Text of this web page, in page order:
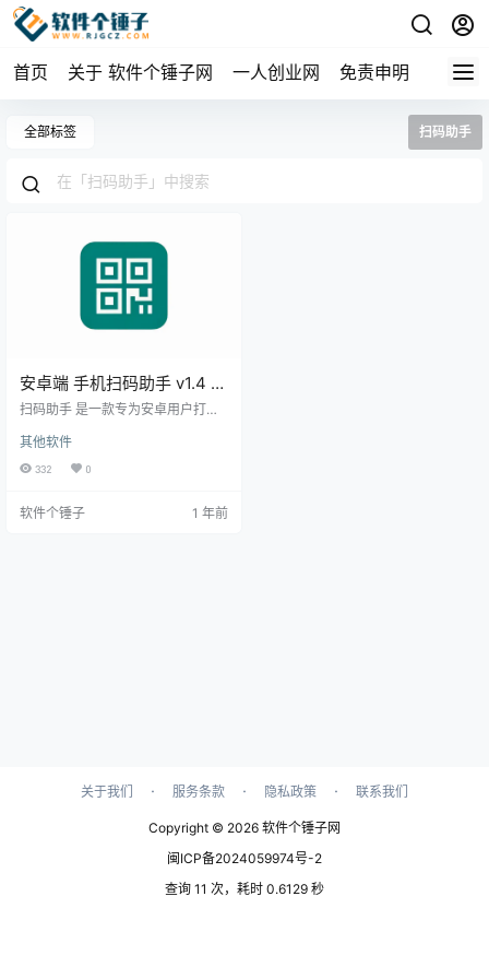
首页 关于 软件个锤子网 一人创业网 免责申明
全部标签 扫码助手
安卓端 手机扫码助手 v1.4 免
费版 无需网络权限
扫码助手 是一款专为安卓用户打造
工作效率。与市面上许多复杂且臃
肿的扫码应用不同，扫码助手以其
高效工作用户的最佳选择。 为什么
其他软件
332 0
软件个锤子 1 年前
关于我们 · 服务条款 · 隐私政策 · 联系我们
Copyright © 2026 软件个锤子网
闽ICP备2024059974号-2
查询 11 次，耗时 0.6129 秒